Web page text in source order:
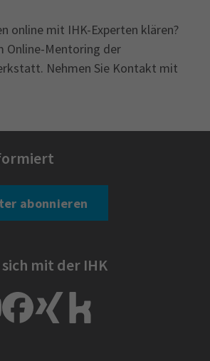
online mit IHK-Experten klären?
Online-Mentoring der
Nehmen Sie Kontakt mit
abonnieren
mit der IHK